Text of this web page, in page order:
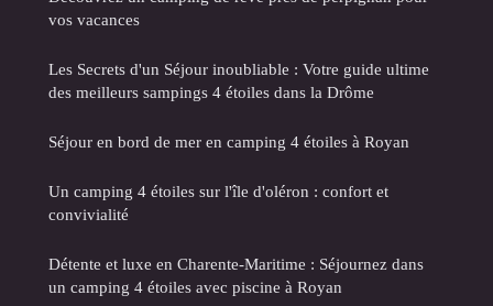
vos vacances
Les Secrets d'un Séjour inoubliable : Votre guide ultime
des meilleurs sampings 4 étoiles dans la Drôme
Séjour en bord de mer en camping 4 étoiles à Royan
Un camping 4 étoiles sur l'île d'oléron : confort et
convivialité
Détente et luxe en Charente-Maritime : Séjournez dans
un camping 4 étoiles avec piscine à Royan